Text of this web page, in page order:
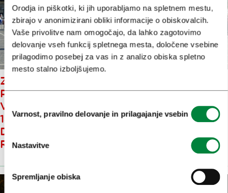
Orodja in piškotki, ki jih uporabljamo na spletnem mestu,
zbirajo v anonimizirani obliki informacije o obiskovalcih.
Vaše privolitve nam omogočajo, da lahko zagotovimo
delovanje vseh funkcij spletnega mesta, določene vsebine
prilagodimo posebej za vas in z analizo obiska spletno
mesto stalno izboljšujemo.
soglasja
Varnost, pravilno delovanje in prilagajanje vsebin
Nastavitve
Spremljanje obiska
Z APRILOM V LJUBLJANI
POLETNI URNIKI IZLETOV –
VSAK DAN NA VOLJO MED 5 IN
14 RAZLIČNIH ORGANIZIRANIH
DOŽIVETIJ IZ LJUBLJANE PO
REGIJI IN SLOVENIJI